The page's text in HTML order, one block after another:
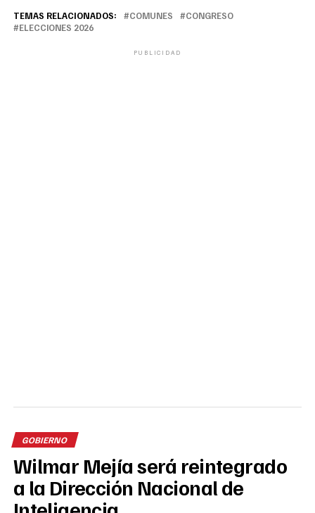
TEMAS RELACIONADOS: COMUNES
CONGRESO
ELECCIONES 2026
PUBLICIDAD
GOBIERNO
Wilmar Mejía será reintegrado
a la Dirección Nacional de